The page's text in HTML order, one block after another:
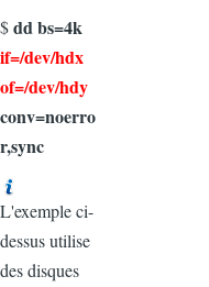
$dd bs=4k
if=/dev/hdx
of=/dev/hdy
conv=noerro
r,sync
L'exemple ci-
dessus utilise
des disques